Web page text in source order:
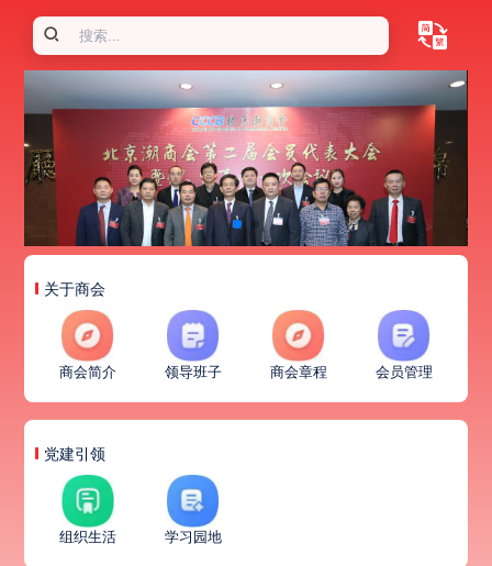
关于商会
商会简介 领导班子 商会章程 会员管理
党建引领
组织生活 学习园地